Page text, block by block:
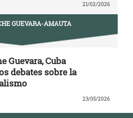
21/02/2026
GUEVARA-AMAUTA
Guevara, Cuba
debates sobre la
23/05/2026